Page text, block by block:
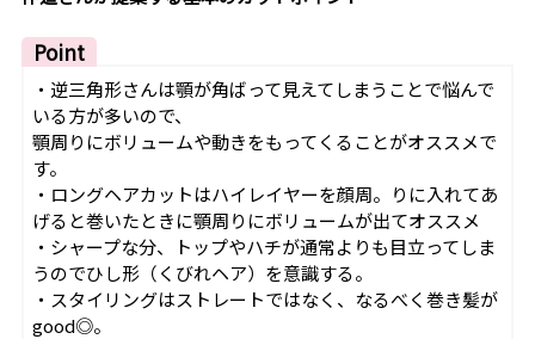
Point
・逆三角形さんは顎が角ばって見えてしまうことで悩んで
いる方が多いので、
顎周りにボリュームや動きをもってくることがオススメで
す。
・ロングヘアカットはハイレイヤーを顔周。りに入れてあ
げると巻いたときに顎周りにボリュームが出てオススメ
・シャープな分、トップやハチが通常よりも目立ってしま
うのでひし形（くびれヘア）を意識する。
・スタイリングはストレートではなく、なるべく巻き髪が
good◎。